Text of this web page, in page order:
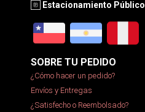
Estacionamiento Público
SOBRE TU PEDIDO
¿Cómo hacer un pedido?
Envíos y Entregas
¿Satisfecho o Reembolsado?